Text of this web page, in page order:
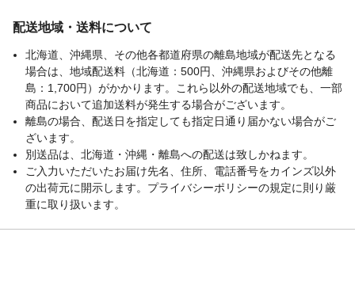
配送地域・送料について
北海道、沖縄県、その他各都道府県の離島地域が配送先となる
場合は、地域配送料（北海道：500円、沖縄県およびその他離
島：1,700円）がかかります。これら以外の配送地域でも、一部
商品において追加送料が発生する場合がございます。
離島の場合、配送日を指定しても指定日通り届かない場合がご
ざいます。
別送品は、北海道・沖縄・離島への配送は致しかねます。
ご入力いただいたお届け先名、住所、電話番号をカインズ以外
の出荷元に開示します。プライバシーポリシーの規定に則り厳
重に取り扱います。